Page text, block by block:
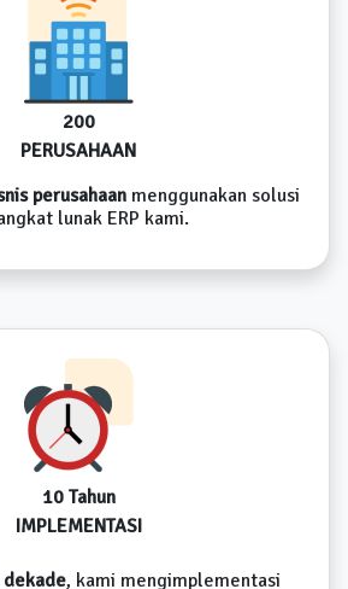
200
PERUSAHAAN
perusahaanmenggunakan solusi
lunak ERP kami.
10 Tahun
IMPLEMENTASI
, kami mengimplementasi